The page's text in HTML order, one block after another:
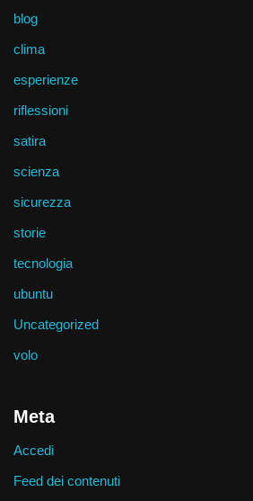
blog
clima
esperienze
riflessioni
satira
scienza
sicurezza
storie
tecnologia
ubuntu
Uncategorized
volo
Meta
Accedi
Feed dei contenuti